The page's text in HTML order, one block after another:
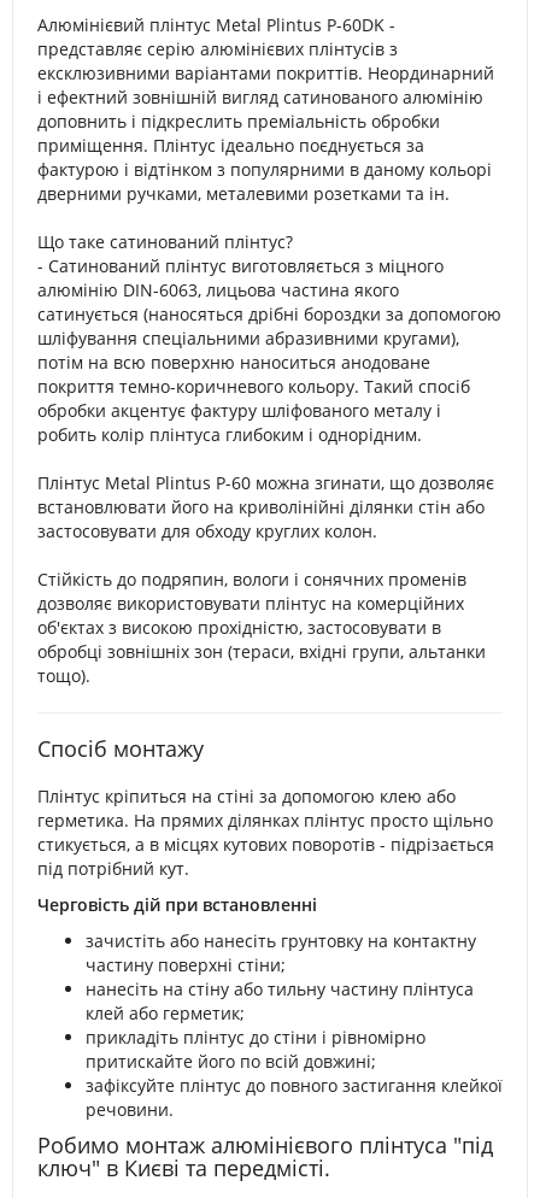
Алюмінієвий плінтус Metal Plintus P-60DK -
представляє серію алюмінієвих плінтусів з
ексклюзивними варіантами покриттів. Неординарний
і ефектний зовнішній вигляд сатинованого алюмінію
доповнить і підкреслить преміальність обробки
приміщення. Плінтус ідеально поєднується за
фактурою і відтінком з популярними в даному кольорі
дверними ручками, металевими розетками та ін.
Що таке сатинований плінтус?
- Сатинований плінтус виготовляється з міцного
алюмінію DIN-6063, лицьова частина якого
сатинується (наносяться дрібні бороздки за допомогою
шліфування спеціальними абразивними кругами),
потім на всю поверхню наноситься анодоване
покриття темно-коричневого кольору. Такий спосіб
обробки акцентує фактуру шліфованого металу і
робить колір плінтуса глибоким і однорідним.
Плінтус Metal Plintus Р-60 можна згинати, що дозволяє
встановлювати його на криволінійні ділянки стін або
застосовувати для обходу круглих колон.
Стійкість до подряпин, вологи і сонячних променів
дозволяє використовувати плінтус на комерційних
об'єктах з високою прохідністю, застосовувати в
обробці зовнішніх зон (тераси, вхідні групи, альтанки
тощо).
Спосіб монтажу
Плінтус кріпиться на стіні за допомогою клею або
герметика. На прямих ділянках плінтус просто щільно
стикується, а в місцях кутових поворотів - підрізається
під потрібний кут.
Черговість дій при встановленні
зачистіть або нанесіть грунтовку на контактну
частину поверхні стіни;
нанесіть на стіну або тильну частину плінтуса
клей або герметик;
прикладіть плінтус до стіни і рівномірно
притискайте його по всій довжині;
зафіксуйте плінтус до повного застигання клейкої
речовини.​
Робимо монтаж алюмінієвого плінтуса "під
ключ" в Києві та передмісті.